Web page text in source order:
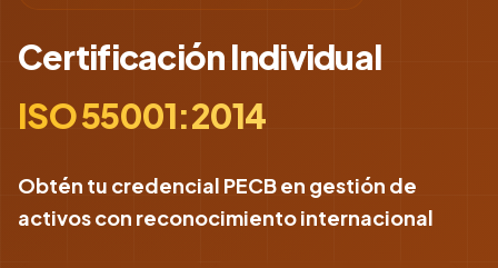
Certificación Individual
ISO 55001:2014
Obtén tu credencial PECB en gestión de
activos con reconocimiento internacional